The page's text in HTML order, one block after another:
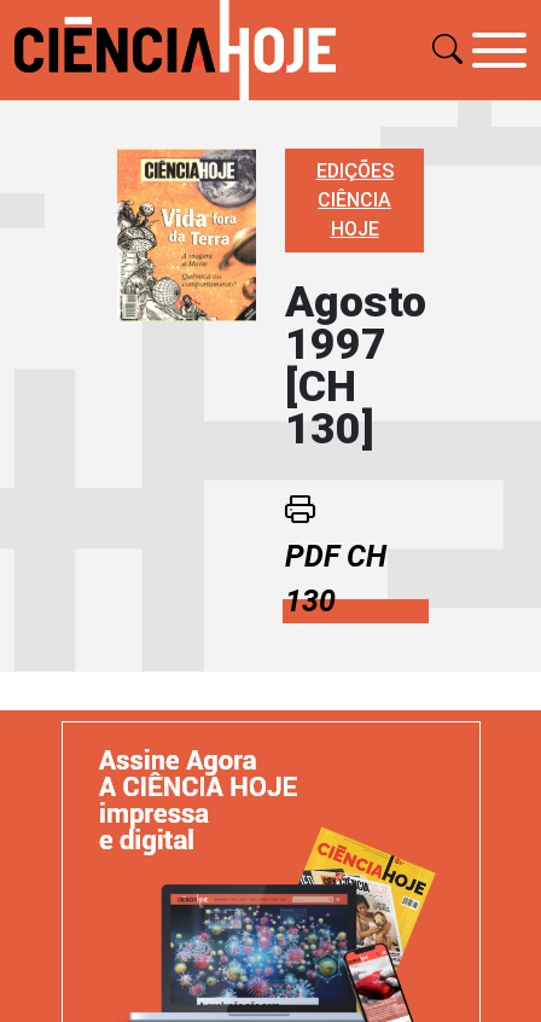
EDIÇÕES
CIÊNCIA
HOJE
Agosto
1997
[CH
130]
PDF CH
130